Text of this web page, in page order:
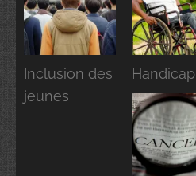
Inclusion des
jeunes
Handicap